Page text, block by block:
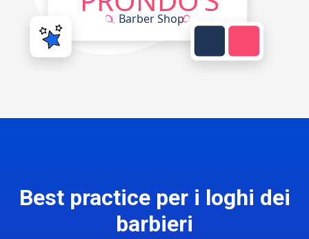
Best practice per i loghi dei
barbieri